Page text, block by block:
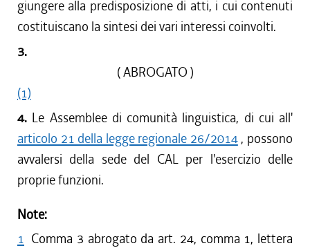
giungere alla predisposizione di atti, i cui contenuti
costituiscano la sintesi dei vari interessi coinvolti.
3.
( ABROGATO )
(1)
4. Le Assemblee di comunità linguistica, di cui all'
articolo 21 della legge regionale 26/2014, possono
avvalersi della sede del CAL per l'esercizio delle
proprie funzioni.
Note:
1 Comma 3 abrogato da art. 24, comma 1, lettera